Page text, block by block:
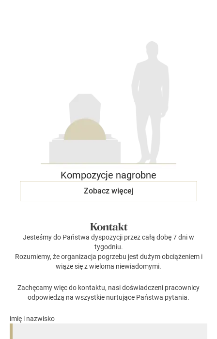
Kompozycje nagrobne
Zobacz więcej
Kontakt
Jesteśmy do Państwa dyspozycji przez całą dobę 7 dni w
tygodniu.
Rozumiemy, że organizacja pogrzebu jest dużym obciążeniem i
wiąże się z wieloma niewiadomymi.
Zachęcamy więc do kontaktu, nasi doświadczeni pracownicy
odpowiedzą na wszystkie nurtujące Państwa pytania.
imię i nazwisko